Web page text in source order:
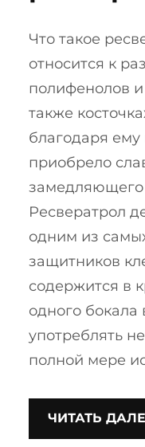
Что такое
относится к
полифенолов
также
благодаря
приобрело
замедляющего
Ресвератрол
одним из
защитников
содержится в
одного бокала
употреблять
полной мере
ЧИТАТЬ